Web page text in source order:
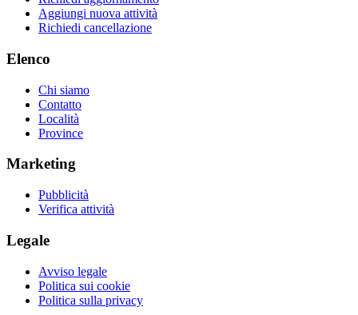
Aggiungi nuova attività
Richiedi cancellazione
Elenco
Chi siamo
Contatto
Località
Province
Marketing
Pubblicità
Verifica attività
Legale
Avviso legale
Politica sui cookie
Politica sulla privacy